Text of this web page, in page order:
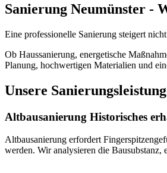
Sanierung Neumünster -
Eine professionelle Sanierung steigert
Ob Haussanierung, energetische
Planung, hochwertigen Materialien und
Unsere
Altbausanierung Historisches
Altbausanierung erfordert
werden. Wir analysieren die